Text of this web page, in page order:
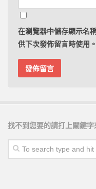
在瀏覽器中儲存顯示名
供下次發佈留言時使用。
找不到您要的請打上關鍵字